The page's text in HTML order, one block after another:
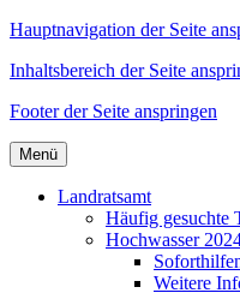
Hauptnavigation der Seite
Inhaltsbereich der Seite
Footer der Seite anspringen
Menü
Landratsamt
Häufig gesuchte
Hochwasser
Weitere